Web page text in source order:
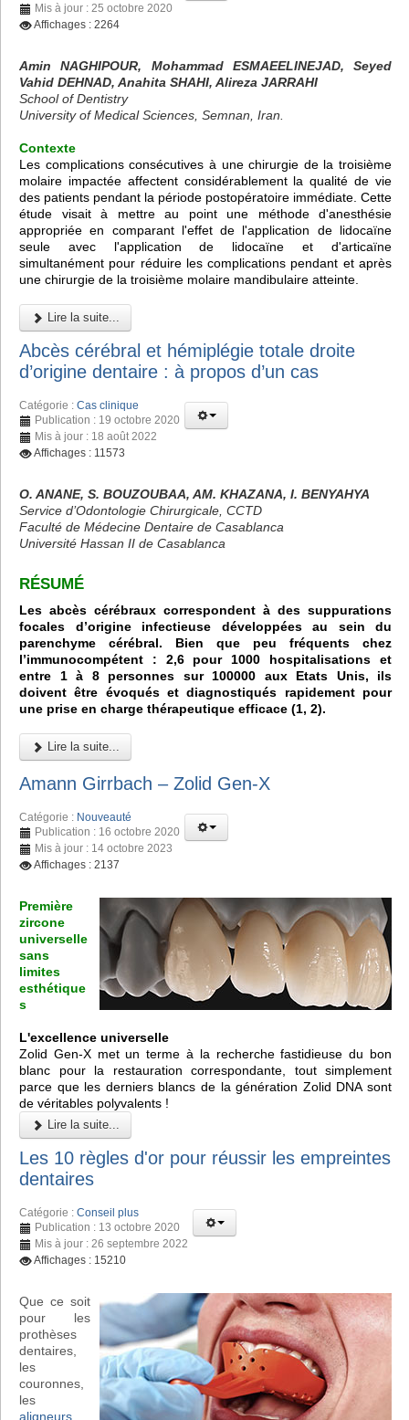
Mis à jour : 25 octobre 2020
Affichages : 2264
Amin NAGHIPOUR, Mohammad ESMAEELINEJAD, Seyed
Vahid DEHNAD, Anahita SHAHI, Alireza JARRAHI
School of Dentistry
University of Medical Sciences, Semnan, Iran.
Contexte
Les complications consécutives à une chirurgie de la troisième
molaire impactée affectent considérablement la qualité de vie
des patients pendant la période postopératoire immédiate. Cette
étude visait à mettre au point une méthode d'anesthésie
appropriée en comparant l'effet de l'application de lidocaïne
seule avec l'application de lidocaïne et d'articaïne
simultanément pour réduire les complications pendant et après
une chirurgie de la troisième molaire mandibulaire atteinte.
Lire la suite...
Abcès cérébral et hémiplégie totale droite
d’origine dentaire : à propos d’un cas
Catégorie : Cas clinique
Publication : 19 octobre 2020
Mis à jour : 18 août 2022
Affichages : 11573
O. ANANE, S. BOUZOUBAA, AM. KHAZANA, I. BENYAHYA
Service d’Odontologie Chirurgicale, CCTD
Faculté de Médecine Dentaire de Casablanca
Université Hassan II de Casablanca
RÉSUMÉ
Les abcès cérébraux correspondent à des suppurations
focales d’origine infectieuse développées au sein du
parenchyme cérébral. Bien que peu fréquents chez
l’immunocompétent : 2,6 pour 1000 hospitalisations et
entre 1 à 8 personnes sur 100000 aux Etats Unis, ils
doivent être évoqués et diagnostiqués rapidement pour
une prise en charge thérapeutique efficace (1, 2).
Lire la suite...
Amann Girrbach – Zolid Gen-X
Catégorie : Nouveauté
Publication : 16 octobre 2020
Mis à jour : 14 octobre 2023
Affichages : 2137
Première
zircone
universelle
sans
limites
esthétique
s
L'excellence universelle
Zolid Gen-X met un terme à la recherche fastidieuse du bon
blanc pour la restauration correspondante, tout simplement
parce que les derniers blancs de la génération Zolid DNA sont
de véritables polyvalents !
Lire la suite...
Les 10 règles d'or pour réussir les empreintes
dentaires
Catégorie : Conseil plus
Publication : 13 octobre 2020
Mis à jour : 26 septembre 2022
Affichages : 15210
Que ce soit
pour les
prothèses
dentaires,
les
couronnes,
les
aligneurs